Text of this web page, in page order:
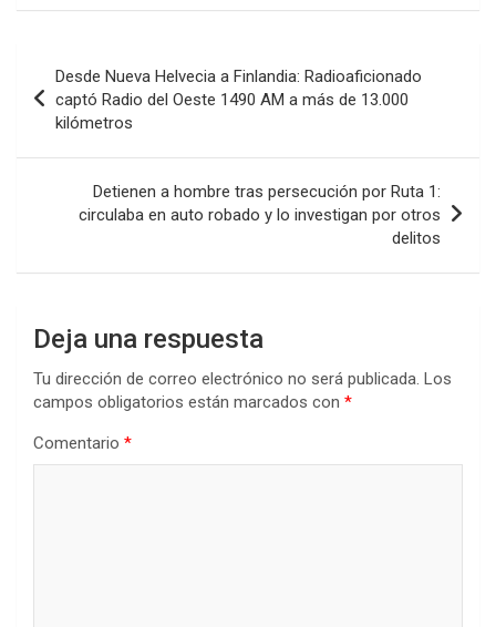
ce
b
o
o
k
tt at
s
A
p
ke
dI
n
m
p
ar
de
entradas
Desde Nueva Helvecia a Finlandia: Radioaficionado
captó Radio del Oeste 1490 AM a más de 13.000
kilómetros
Detienen a hombre tras persecución por Ruta 1:
circulaba en auto robado y lo investigan por otros
delitos
Deja una respuesta
Tu dirección de correo electrónico no será publicada. Los
campos obligatorios están marcados con *
Comentario *